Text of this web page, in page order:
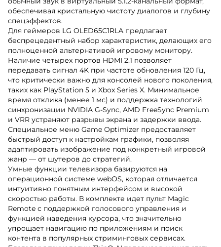
обеспечивая кристальную чистоту диалогов и глубину
спецэффектов.
Для геймеров LG OLED65C1RLA предлагает
беспрецедентный набор характеристик, делающих его
полноценной альтернативой игровому монитору.
Наличие четырех портов HDMI 2.1 позволяет
передавать сигнал 4K при частоте обновления 120 Гц,
что критически важно для консолей нового поколения,
таких как PlayStation 5 и Xbox Series X. Минимальное
время отклика (менее 1 мс) и поддержка технологий
синхронизации NVIDIA G-Sync, AMD FreeSync Premium
и VRR устраняют разрывы экрана и задержки ввода.
Специальное меню Game Optimizer предоставляет
быстрый доступ к настройкам графики, позволяя
адаптировать изображение под конкретный игровой
жанр — от шутеров до стратегий.
Умные функции телевизора базируются на
операционной системе webOS, которая отличается
интуитивно понятным интерфейсом и высокой
скоростью работы. В комплекте идет пульт Magic
Remote с поддержкой голосового управления и
функцией наведения курсора, что значительно
упрощает навигацию по приложениям и поиск
контента в популярных стриминговых сервисах.